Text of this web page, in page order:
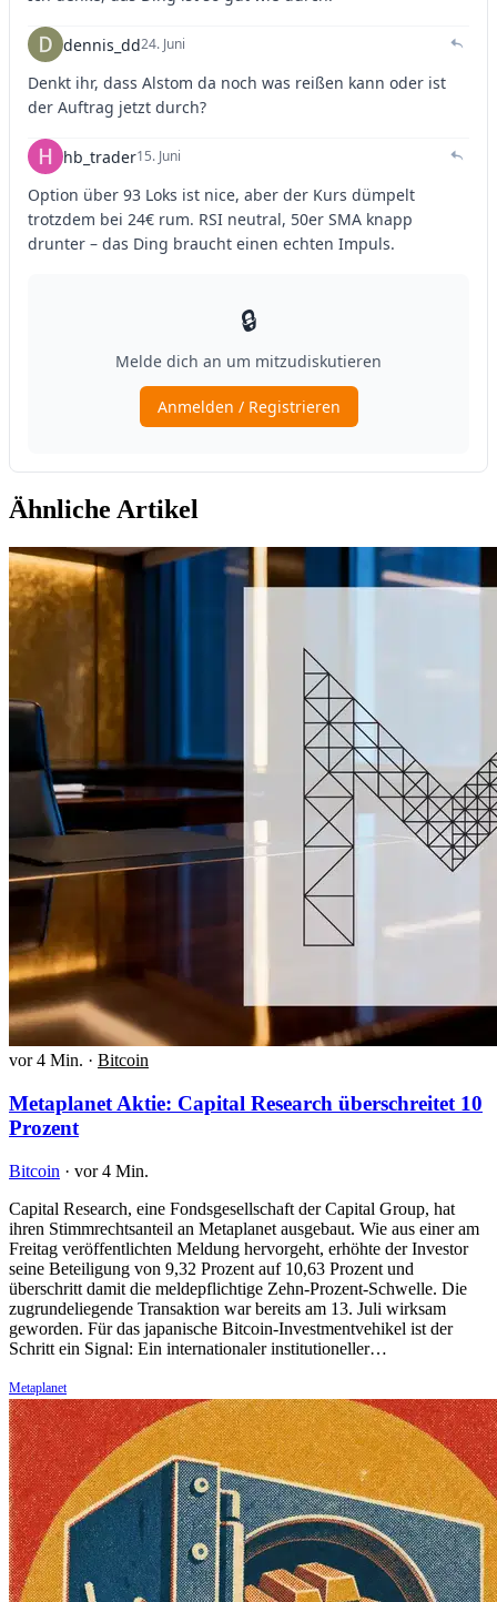
Ähnliche Artikel
vor 4 Min. · Bitcoin
Metaplanet Aktie: Capital Research überschreitet 10
Prozent
Bitcoin · vor 4 Min.
Capital Research, eine Fondsgesellschaft der Capital Group, hat
ihren Stimmrechtsanteil an Metaplanet ausgebaut. Wie aus einer am
Freitag veröffentlichten Meldung hervorgeht, erhöhte der Investor
seine Beteiligung von 9,32 Prozent auf 10,63 Prozent und
überschritt damit die meldepflichtige Zehn-Prozent-Schwelle. Die
zugrundeliegende Transaktion war bereits am 13. Juli wirksam
geworden. Für das japanische Bitcoin-Investmentvehikel ist der
Schritt ein Signal: Ein internationaler institutioneller…
Metaplanet